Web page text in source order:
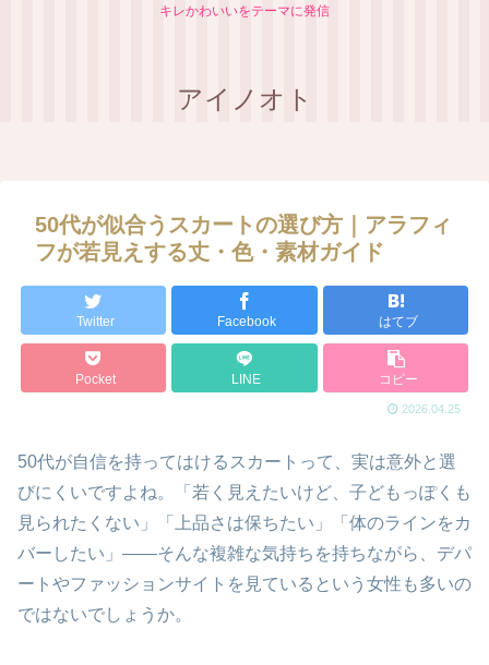
キレかわいいをテーマに発信
アイノオト
50代が似合うスカートの選び方｜アラフィ
フが若見えする丈・色・素材ガイド
Twitter Facebook はてブ
Pocket LINE コピー
2026.04.25
50代が自信を持ってはけるスカートって、実は意外と選
びにくいですよね。「若く見えたいけど、子どもっぽくも
見られたくない」「上品さは保ちたい」「体のラインをカ
バーしたい」——そんな複雑な気持ちを持ちながら、デパ
ートやファッションサイトを見ているという女性も多いの
ではないでしょうか。